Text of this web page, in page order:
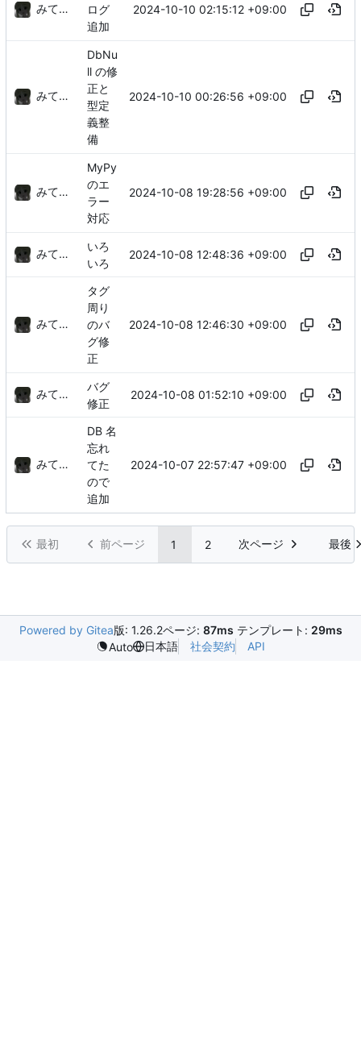
みてるぞ
ログ
追加
2024-10-10 02:15:12 +09:00
みてるぞ
DbNu
ll の修
正と
型定
義整
備
2024-10-10 00:26:56 +09:00
みてるぞ
MyPy
のエ
ラー
対応
2024-10-08 19:28:56 +09:00
みてるぞ
いろ
いろ
2024-10-08 12:48:36 +09:00
みてるぞ
タグ
周り
のバ
グ修
正
2024-10-08 12:46:30 +09:00
みてるぞ
バグ
修正
2024-10-08 01:52:10 +09:00
みてるぞ
DB 名
忘れ
てた
ので
追加
2024-10-07 22:57:47 +09:00
最初 前ページ 1 2 次ページ 最後
Powered by Gitea版: 1.26.2ページ: 87ms テンプレート: 29ms
Auto
日本語 社会契約 API